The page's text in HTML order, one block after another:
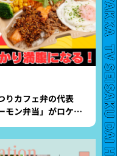
りカフェ弁の代表
モン弁当」がロケ弁